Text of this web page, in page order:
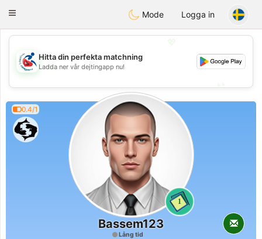
Handi Space
Toggle
Mode Logga in
💖
💕
Hitta din perfekta matchning
Ladda ner vår dejtingapp nu!
0.4/1
1
Bassem123
Lång tid